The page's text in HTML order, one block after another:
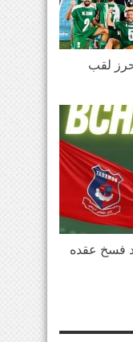
النجمة (1/2) ويحرز لقب
فسخ عقده